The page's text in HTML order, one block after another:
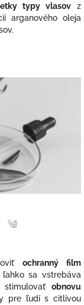
typy vlasovz
arganového oleja
༄
ochranný film
sa vstrebáva
obnovu
pre ľudí s citlivou